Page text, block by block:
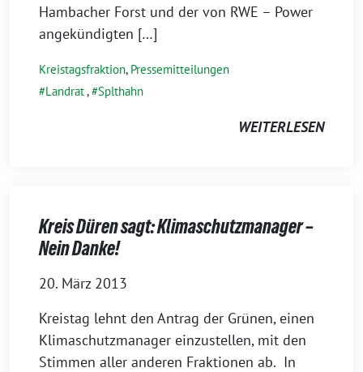
Hambacher Forst und der von RWE – Power
angekündigten […]
Kreistagsfraktion, Pressemitteilungen
Landrat, Splthahn
WEITERLESEN
Kreis Düren sagt: Klimaschutzmanager –
Nein Danke!
20. März 2013
Kreistag lehnt den Antrag der Grünen, einen
Klimaschutzmanager einzustellen, mit den
Stimmen aller anderen Fraktionen ab. In